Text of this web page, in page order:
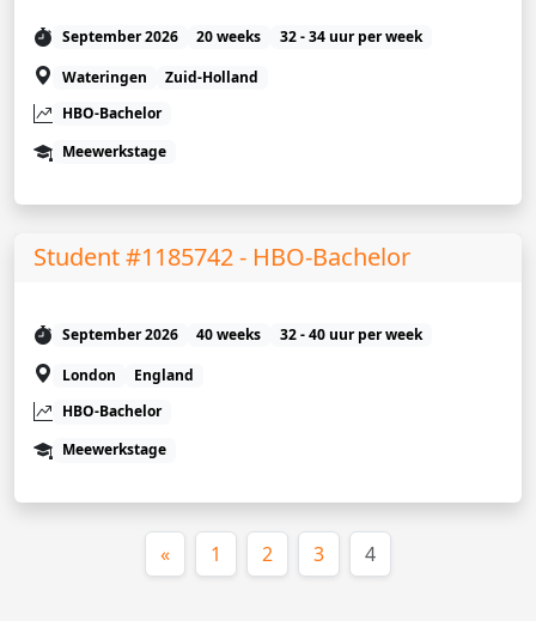
September 2026 20 weeks
32 - 34 uur per week
Wateringen
Zuid-Holland
HBO-Bachelor
Meewerkstage
Student #1185742 - HBO-Bachelor
September 2026 40 weeks
32 - 40 uur per week
London
England
HBO-Bachelor
Meewerkstage
« 1 2 3 4(huidige)